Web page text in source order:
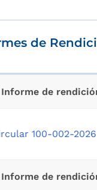
de
Informe de
100-002-
Informe de